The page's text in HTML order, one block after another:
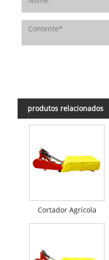
produtos relacionados
Cortador Agrícola